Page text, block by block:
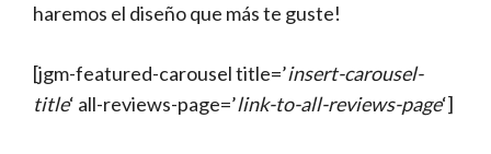
haremos el diseño que más te guste!
[jgm-featured-carousel title=’insert-carousel-
title‘ all-reviews-page=’link-to-all-reviews-page‘]